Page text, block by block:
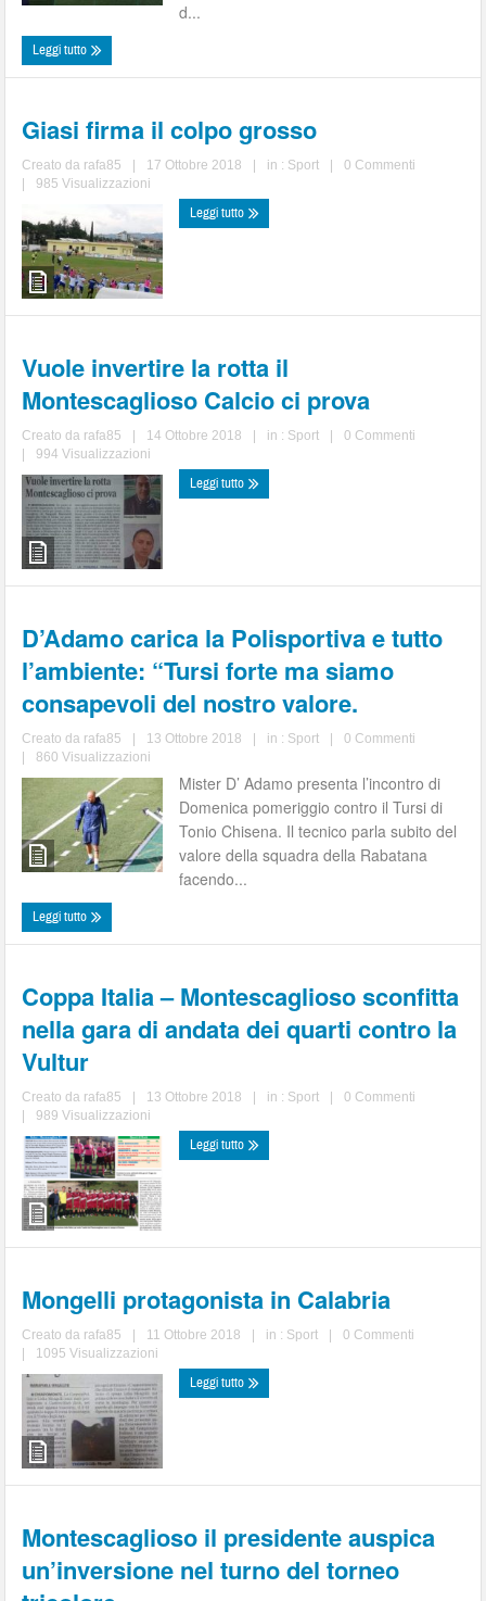
d...
Leggi tutto
Giasi firma il colpo grosso
Creato da rafa85 17 Ottobre 2018 in : Sport
0 Commenti
985 Visualizzazioni
Leggi tutto
Vuole invertire la rotta il
Montescaglioso Calcio ci prova
Creato da rafa85 14 Ottobre 2018 in : Sport
0 Commenti
994 Visualizzazioni
Leggi tutto
D’Adamo carica la Polisportiva e tutto
l’ambiente: “Tursi forte ma siamo
consapevoli del nostro valore.
Creato da rafa85 13 Ottobre 2018 in : Sport
0 Commenti
860 Visualizzazioni
Mister D’ Adamo presenta l’incontro di
Domenica pomeriggio contro il Tursi di
Tonio Chisena. Il tecnico parla subito del
valore della squadra della Rabatana
facendo...
Leggi tutto
Coppa Italia – Montescaglioso sconfitta
nella gara di andata dei quarti contro la
Vultur
Creato da rafa85 13 Ottobre 2018 in : Sport
0 Commenti
989 Visualizzazioni
Leggi tutto
Mongelli protagonista in Calabria
Creato da rafa85 11 Ottobre 2018 in : Sport
0 Commenti
1095 Visualizzazioni
Leggi tutto
Montescaglioso il presidente auspica
un’inversione nel turno del torneo